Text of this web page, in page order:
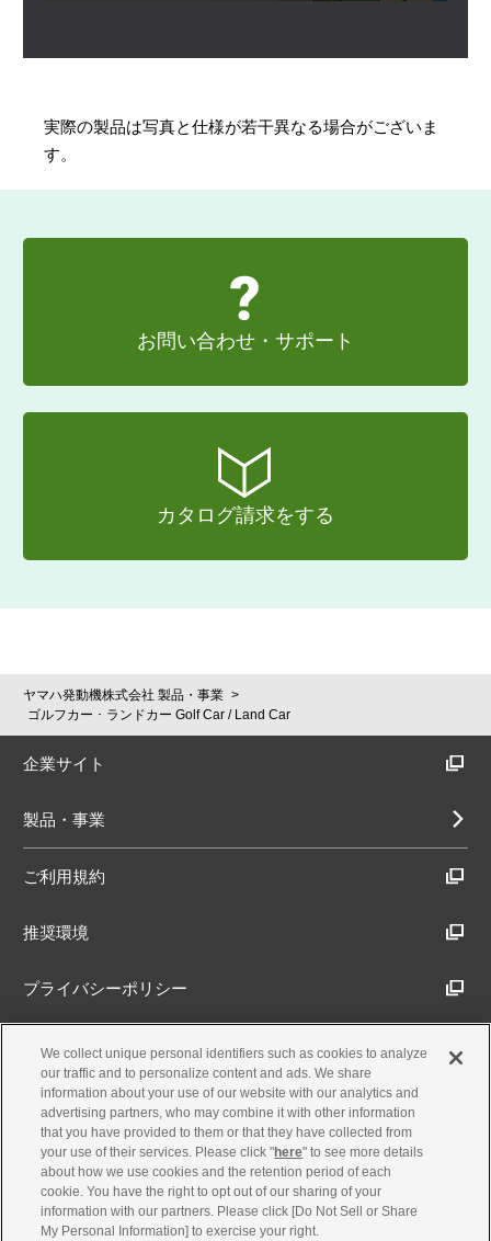
実際の製品は写真と仕様が若⼲異なる場合がございま
す。
お問い合わせ・サポート
カタログ請求をする
ヤマハ発動機株式会社 製品・事業
ゴルフカー ･ ランドカー Golf Car / Land Car
企業サイト
製品・事業
ご利用規約
推奨環境
プライバシーポリシー
Cookieポリシー
アクセシビリティ方針
古物営業法に基づく表示
製品・事業のお問合せ
We collect unique personal identifiers such as cookies to analyze
our traffic and to personalize content and ads. We share
information about your use of our website with our analytics and
advertising partners, who may combine it with other information
that you have provided to them or that they have collected from
your use of their services. Please click "here" to see more details
about how we use cookies and the retention period of each
cookie. You have the right to opt out of our sharing of your
information with our partners. Please click [Do Not Sell or Share
My Personal Information] to exercise your right.